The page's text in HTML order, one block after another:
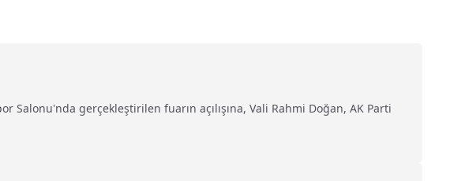
Salonu'nda gerçekleştirilen fuarın açılışına, Vali Rahmi Doğan, AK Parti